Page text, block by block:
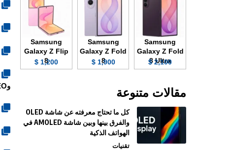
وGALILEO وBeiDou وQZSS.
Samsung
Galaxy Z Fold
8 Ultra
2,100 $
Samsung
Galaxy Z Fold
8
1,900 $
Samsung
Galaxy Z Flip
8
1,200 $
مقالات متنوعة
كل ما تحتاج معرفته عن شاشة OLED
والفرق بينها وبين شاشة AMOLED في
الهواتف الذكية
تقنيات